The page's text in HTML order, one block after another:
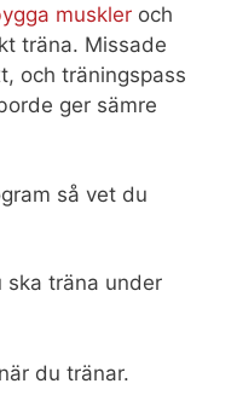
muskler och
träna. Missade
och träningspass
ger sämre
så vet du
ska träna under
du tränar.